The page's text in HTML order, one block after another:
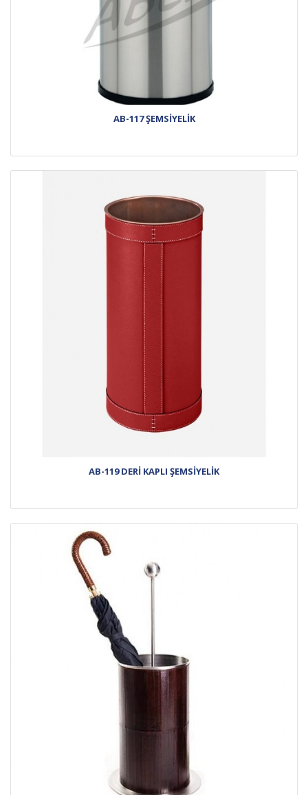
AB-117 ŞEMSİYELİK
AB-119 DERİ KAPLI ŞEMSİYELİK